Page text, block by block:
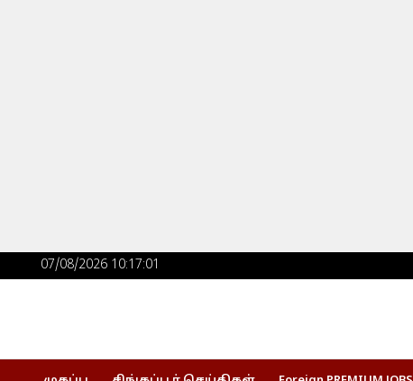
07/08/2026 10:17:02
Post
navigation